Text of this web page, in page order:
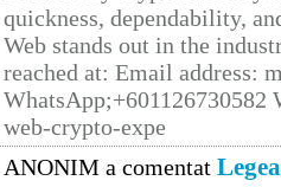
quickness, dependability,
Web stands out in the
reached at: Email address:
web-crypto-expe
ANONIM a comentat